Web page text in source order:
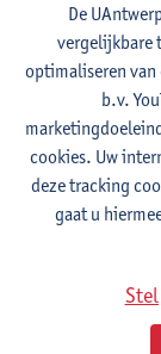
Lesgever(s):
6-Digital
3studiepunten
Lesgever(s):
Specifiek
1-Basis
studiepunten
De
vergelijkbare
optimaliseren van
b.v.
cookies. Uw
deze tracking
gaat u